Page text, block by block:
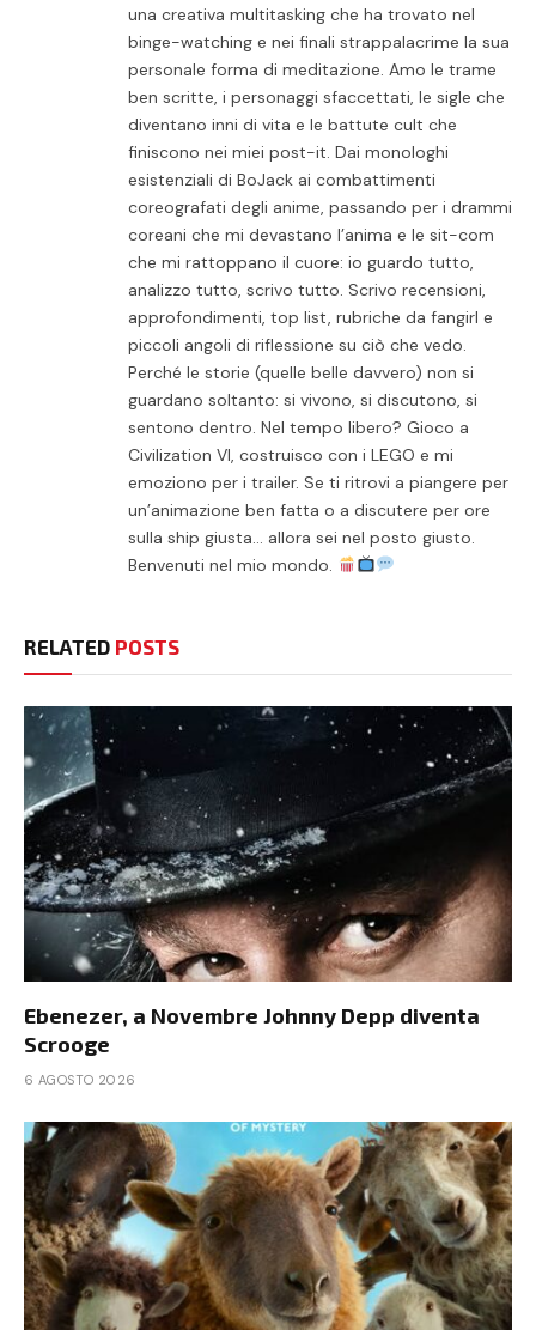
una creativa multitasking che ha trovato nel
binge-watching e nei finali strappalacrime la sua
personale forma di meditazione. Amo le trame
ben scritte, i personaggi sfaccettati, le sigle che
diventano inni di vita e le battute cult che
finiscono nei miei post-it. Dai monologhi
esistenziali di BoJack ai combattimenti
coreografati degli anime, passando per i drammi
coreani che mi devastano l’anima e le sit-com
che mi rattoppano il cuore: io guardo tutto,
analizzo tutto, scrivo tutto. Scrivo recensioni,
approfondimenti, top list, rubriche da fangirl e
piccoli angoli di riflessione su ciò che vedo.
Perché le storie (quelle belle davvero) non si
guardano soltanto: si vivono, si discutono, si
sentono dentro. Nel tempo libero? Gioco a
Civilization VI, costruisco con i LEGO e mi
emoziono per i trailer. Se ti ritrovi a piangere per
un’animazione ben fatta o a discutere per ore
sulla ship giusta… allora sei nel posto giusto.
Benvenuti nel mio mondo.
RELATED POSTS
Ebenezer, a Novembre Johnny Depp diventa
Scrooge
6 AGOSTO 2026